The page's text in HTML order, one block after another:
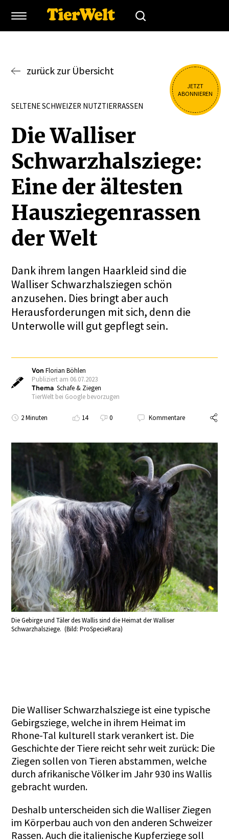
JETZT
ABONNIEREN
zurück zur Übersicht
SELTENE SCHWEIZER NUTZTIERRASSEN
Die Walliser
Schwarz­hals­ziege:
Eine der ältesten
Hauszie­gen­rassen
der Welt
Dank ihrem langen Haarkleid sind die
Walliser Schwarzhalsziegen schön
anzusehen. Dies bringt aber auch
Herausforderungen mit sich, denn die
Unterwolle will gut gepflegt sein.
VonFlorian Böhlen
Publiziert am 06.07.2023
Thema Schafe & Ziegen
TierWelt bei Google bevorzugen
2 Minuten 14 0 Kommentare
Die Gebirge und Täler des Wallis sind die Heimat der Walliser
Schwarzhalsziege. (Bild: ProSpecieRara)
Die Walliser Schwarzhalsziege ist eine typische
Gebirgsziege, welche in ihrem Heimat im
Rhone-Tal kulturell stark verankert ist. Die
Geschichte der Tiere reicht sehr weit zurück: Die
Ziegen sollen von Tieren abstammen, welche
durch afrikanische Völker im Jahr 930 ins Wallis
gebracht wurden.
Deshalb unterscheiden sich die Walliser Ziegen
im Körperbau auch von den anderen Schweizer
Rassen. Auch die italienische Kupferziege soll